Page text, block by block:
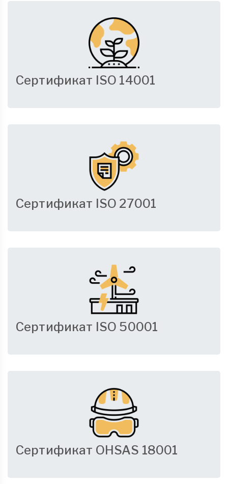
Сертификат ISO 14001
Сертификат ISO 27001
Сертификат ISO 50001
Сертификат OHSAS 18001